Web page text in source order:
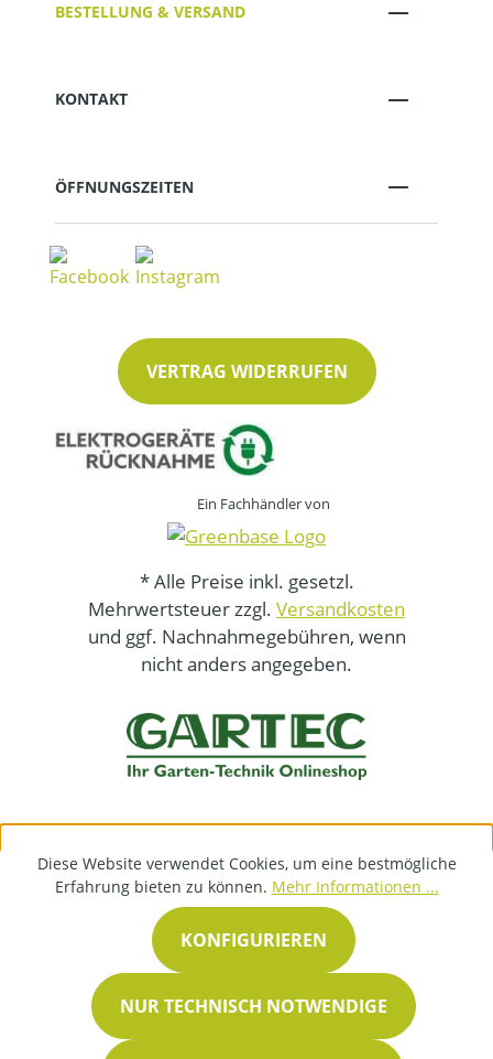
BESTELLUNG & VERSAND
KONTAKT
ÖFFNUNGSZEITEN
VERTRAG WIDERRUFEN
Ein Fachhändler von
* Alle Preise inkl. gesetzl.
Mehrwertsteuer zzgl. Versandkosten
und ggf. Nachnahmegebühren, wenn
nicht anders angegeben.
Diese Website verwendet Cookies, um eine bestmögliche
Erfahrung bieten zu können. Mehr Informationen ...
NUR TECHNISCH NOTWENDIGE
KONFIGURIEREN